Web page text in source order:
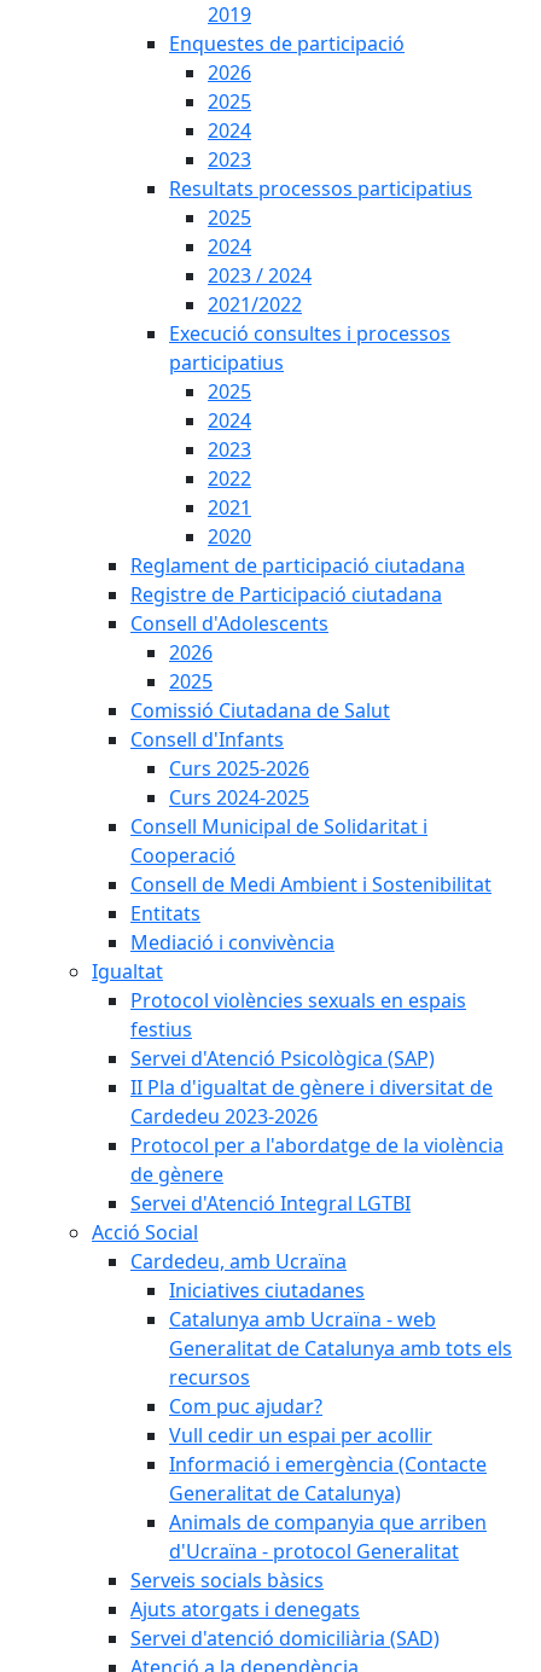
2019
Enquestes de participació
2026
2025
2024
2023
Resultats processos participatius
2025
2024
2023 / 2024
2021/2022
Execució consultes i processos
participatius
2025
2024
2023
2022
2021
2020
Reglament de participació ciutadana
Registre de Participació ciutadana
Consell d'Adolescents
2026
2025
Comissió Ciutadana de Salut
Consell d'Infants
Curs 2025-2026
Curs 2024-2025
Consell Municipal de Solidaritat i
Cooperació
Consell de Medi Ambient i Sostenibilitat
Entitats
Mediació i convivència
Igualtat
Protocol violències sexuals en espais
festius
Servei d'Atenció Psicològica (SAP)
II Pla d'igualtat de gènere i diversitat de
Cardedeu 2023-2026
Protocol per a l'abordatge de la violència
de gènere
Servei d'Atenció Integral LGTBI
Acció Social
Cardedeu, amb Ucraïna
Iniciatives ciutadanes
Catalunya amb Ucraïna - web
Generalitat de Catalunya amb tots els
recursos
Com puc ajudar?
Vull cedir un espai per acollir
Informació i emergència (Contacte
Generalitat de Catalunya)
Animals de companyia que arriben
d'Ucraïna - protocol Generalitat
Serveis socials bàsics
Ajuts atorgats i denegats
Servei d'atenció domiciliària (SAD)